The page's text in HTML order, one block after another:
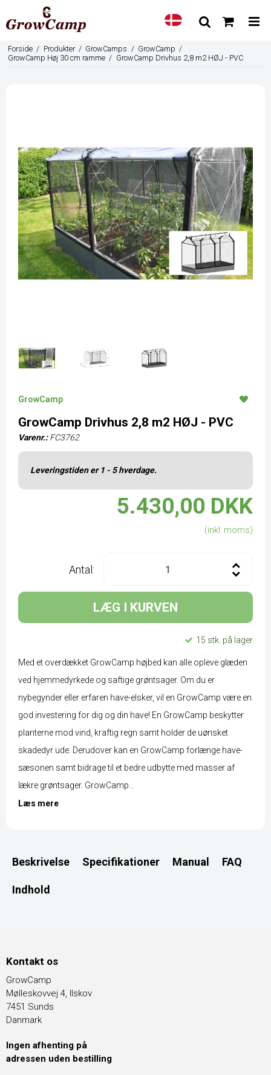
Forside / Produkter / GrowCamps / GrowCamp /
GrowCamp Høj 30 cm ramme / GrowCamp Drivhus 2,8 m2 HØJ - PVC
GrowCamp
GrowCamp Drivhus 2,8 m2 HØJ - PVC
Varenr.: FC3762
Leveringstiden er 1 - 5 hverdage.
5.430,00 DKK
(inkl. moms)
Antal:
LÆG I KURVEN
15 stk. på lager
Med et overdækket GrowCamp højbed kan alle opleve glæden
ved hjemmedyrkede og saftige grøntsager. Om du er
nybegynder eller erfaren have-elsker, vil en GrowCamp være en
god investering for dig og din have! En GrowCamp beskytter
planterne mod vind, kraftig regn samt holder de uønsket
skadedyr ude. Derudover kan en GrowCamp forlænge have-
sæsonen samt bidrage til et bedre udbytte med masser af
lækre grøntsager. GrowCamp...
Læs mere
Beskrivelse Specifikationer Manual FAQ
Indhold
Kontakt os
GrowCamp
Mølleskovvej 4, Ilskov
7451 Sunds
Danmark
Ingen afhenting på
adressen uden bestilling